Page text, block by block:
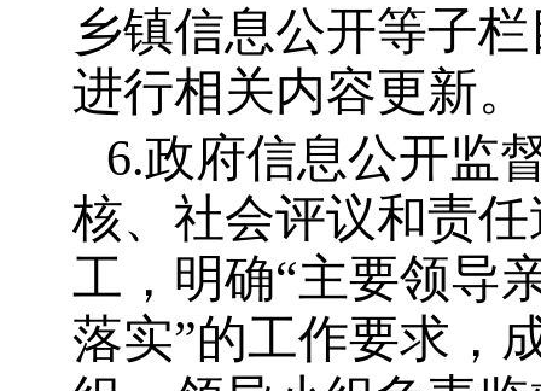
乡镇信息公开等子
进行相关内容更新。
6.政府信息公开监
核、社会评议和责
工，明确“主要领导
落实”的工作要求，